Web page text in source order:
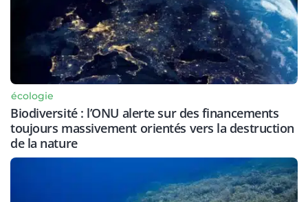
écologie
Biodiversité : l’ONU alerte sur des financements
toujours massivement orientés vers la destruction
de la nature